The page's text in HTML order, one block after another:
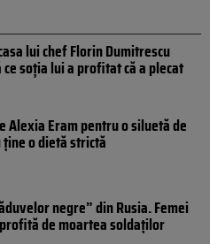
lui chef Florin Dumitrescu
ce soția lui a profitat că a plecat
Alexia Eram pentru o siluetă de
o dietă strictă
negre” din Rusia. Femei
de moartea soldaților